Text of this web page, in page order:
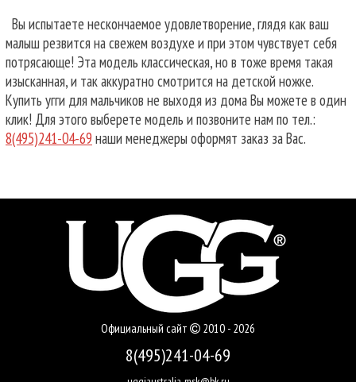
Вы испытаете нескончаемое удовлетворение, глядя как ваш
малыш резвится на свежем воздухе и при этом чувствует себя
потрясающе! Эта модель классическая, но в тоже время такая
изысканная, и так аккуратно смотрится на детской ножке.
Купить угги для мальчиков не выходя из дома Вы можете в один
клик! Для этого выберете модель и позвоните нам по тел.:
8(495)241-04-69 наши менеджеры оформят заказ за Вас.
Официальный сайт 2010 - 2026
8(495)241-04-69